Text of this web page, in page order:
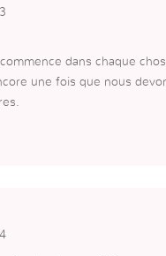
commence dans chaque
une fois que nous